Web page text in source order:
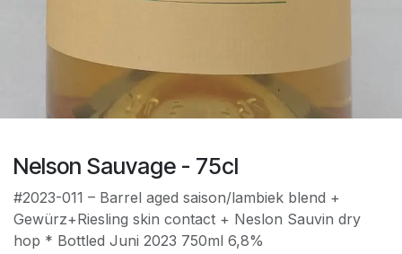
Nelson Sauvage - 75cl
#2023-011 – Barrel aged saison/lambiek blend +
Gewürz+Riesling skin contact + Neslon Sauvin dry
hop * Bottled Juni 2023 750ml 6,8%